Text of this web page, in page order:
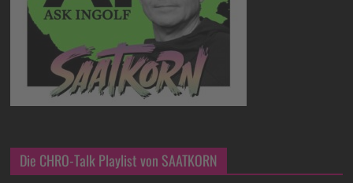
Die CHRO-Talk Playlist von SAATKORN